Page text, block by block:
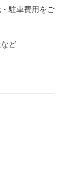
駐車費用をご
ど